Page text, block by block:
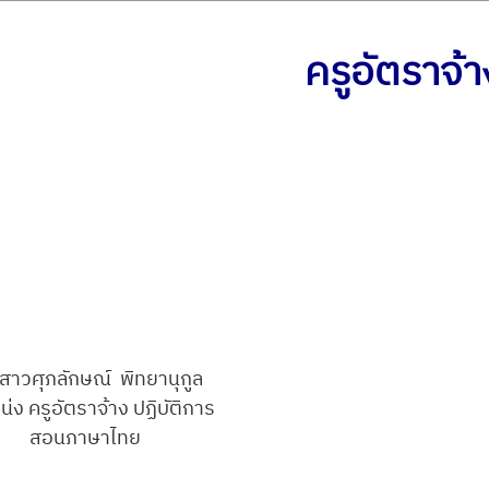
ครูอัตราจ้
าวศุภลักษณ์ พิทยานุกูล
ง ครูอัตราจ้าง ปฏิบัติการ
สอนภาษาไทย